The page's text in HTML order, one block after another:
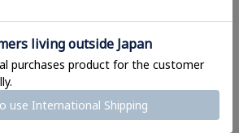
メタルネックレス/4連＜
メール便対応＞
1,320
ロス＜メール便対応＞